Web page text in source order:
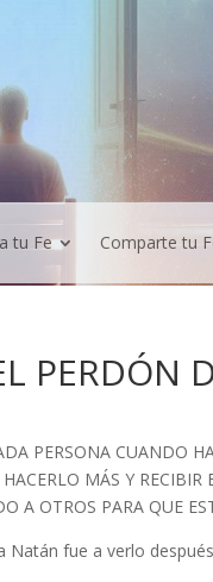
tu Fe Comparte tu
PERDÓN
PERSONA CUANDO
MÁS Y
A OTROS PARA QUE
Natán fue a verlo